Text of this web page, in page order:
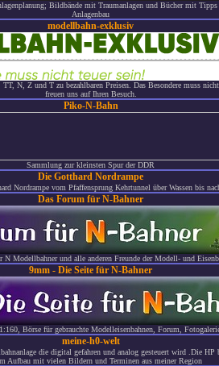
Bildbände mit Traumanlagen und Bücher mit
Anlagenbau
modellbahn-exklusiv
N, Z und T zu bezahlbaren Preisen. Das Besondere muss
freuen uns auf Ihren Besuch.
Piko-N-Bahn
Sammlung zur kleinsten Spur der DDR
Die Gotthard Nordrampe
Nordrampe vom Pfaffensprung Kehrtunnel über Wassen bis
Das Forum für N-Bahner
N Modellbahner und alle anderen Freunde der Modell- und
9mm - Die Seite für N-Bahner
Börse für gebrauchte Modelleisenbahnen, Forum,
meine-h0-welt
die digital gefahren und analog gesteuert wird .Die HP
Aufbau mit vielen Bildern und Terminen aus meiner Region